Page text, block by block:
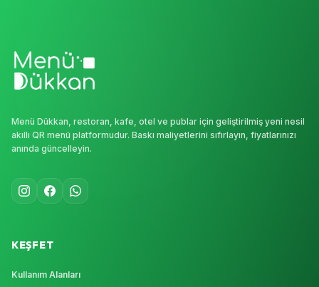
Menü Dükkan, restoran, kafe, otel ve publar için geliştirilmiş yeni nesil
akıllı QR menü platformudur. Baskı maliyetlerini sıfırlayın, fiyatlarınızı
anında güncelleyin.
KEŞFET
Kullanım Alanları